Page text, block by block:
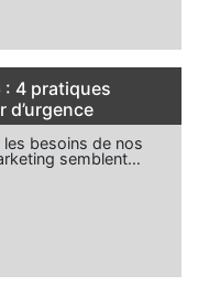
: 4 pratiques
d’urgence
besoins de nos
semblent…